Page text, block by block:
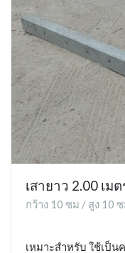
เสายาว 2.00 เม
กว้าง 10 ซม / สูง 10
เหมาะสำหรับ ใช้เป็